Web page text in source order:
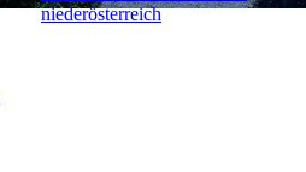
niederösterreich